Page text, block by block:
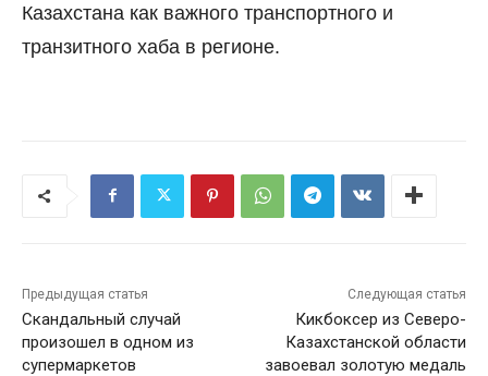
Казахстана как важного транспортного и
транзитного хаба в регионе.
Предыдущая статья
Скандальный случай
произошел в одном из
супермаркетов
Следующая статья
Кикбоксер из Северо-
Казахстанской области
завоевал золотую медаль